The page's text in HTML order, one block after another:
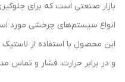
بازار صنعتی است که برای
انواع سیستم‌های چرخشی مورد
و در برابر حرارت، فشار و تماس